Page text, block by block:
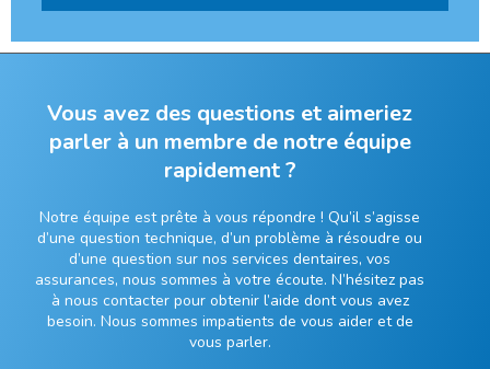
Vous avez des questions et aimeriez
parler à un membre de notre équipe
rapidement ?
Notre équipe est prête à vous répondre ! Qu’il s’agisse
d’une question technique, d’un problème à résoudre ou
d’une question sur nos services dentaires, vos
assurances, nous sommes à votre écoute. N’hésitez pas
à nous contacter pour obtenir l’aide dont vous avez
besoin. Nous sommes impatients de vous aider et de
vous parler.